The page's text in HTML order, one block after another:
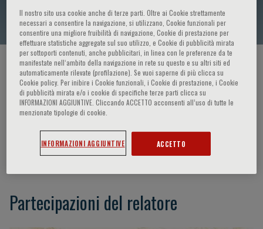
A. Bombassei
HOME PAGE / CORSI ED EVENTI / RELATORE
A. Bombassei
President FROM Foundation
Partecipazioni del relatore
Il nostro sito usa cookie anche di terze parti. Oltre ai Cookie strettamente
necessari a consentire la navigazione, si utilizzano, Cookie funzionali per
consentire una migliore fruibilità di navigazione, Cookie di prestazione per
effettuare statistiche aggregate sul suo utilizzo, e Cookie di pubblicità mirata
per sottoporti contenuti, anche pubblicitari, in linea con le preferenze da te
manifestate nell‘ambito della navigazione in rete su questo e su altri siti ed
automaticamente rilevate (profilazione). Se vuoi saperne di più clicca su
Cookie policy. Per inibire i Cookie funzionali, i Cookie di prestazione, i Cookie
di pubblicità mirata e/o i cookie di specifiche terze parti clicca su
INFORMAZIONI AGGIUNTIVE. Cliccando ACCETTO acconsenti all’uso di tutte le
menzionate tipologie di cookie.
INFORMAZIONI AGGIUNTIVE ACCETTO